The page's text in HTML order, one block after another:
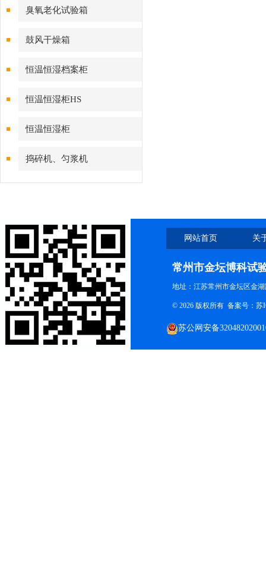
臭氧老化试验箱
鼓风干燥箱
恒温恒湿档案柜
恒温恒湿柜HS
恒温恒湿柜
捣碎机、匀浆机
网站首页 关
常州市金坛博科试
地址：江苏常州市金坛区金湖
© 2026 版权所有 备案号： 苏
苏公网安备